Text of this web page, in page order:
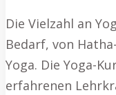
Die Vielzahl an
Bedarf, von
Yoga. Die Yoga-
erfahrenen